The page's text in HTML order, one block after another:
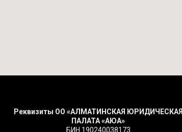
Реквизиты ОО «АЛМАТИНСКАЯ ЮРИДИЧЕСКАЯ
ПАЛАТА «АЮА»
БИН 190240038173